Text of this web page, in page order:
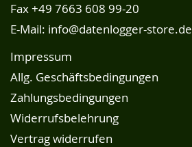
Fax +49 7663 608 99-20
E-Mail: info@datenlogger-store.de
Impressum
Allg. Geschäftsbedingungen
Zahlungsbedingungen
Widerrufsbelehrung
Vertrag widerrufen